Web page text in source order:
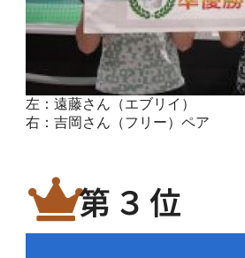
左：遠藤さん（エブリイ）
右：吉岡さん（フリー）ペア
第３位